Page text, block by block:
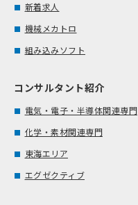
新着求人
機械メカトロ
組み込みソフト
コンサルタント紹介
電気・電子・半導体関連専門
化学・素材関連専門
東海エリア
エグゼクティブ